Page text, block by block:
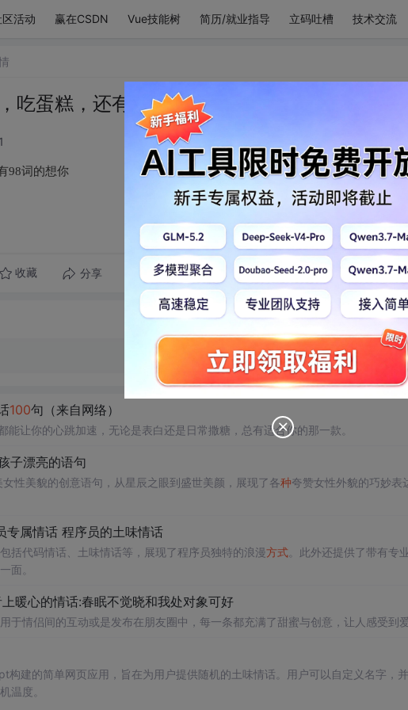
区活动 赢在CSDN Vue技能树 简历/就业指导 立码吐槽 技术交流
吃蛋糕，还有98词的想你
98词的想你
收藏 分享 转发到动态 举报
100句（来自网络）
能让你的心跳加速，无论是表白还是日常撒糖，总有适合你的那一款。
子漂亮的语句
性美貌的创意语句，从星辰之眼到盛世美颜，展现了各种夸赞女性外貌的巧妙表
属情话 程序员的土味情话
括代码情话、土味情话等，展现了程序员独特的浪漫方式。此外还提供了带有专
面。
暖心的情话:春眠不觉晓和我处对象可好
于情侣间的互动或是发布在朋友圈中，每一条都充满了甜蜜与创意，让人感受到爱
建的简单网页应用，旨在为用户提供随机的土味情话。用户可以自定义名字，
温度。